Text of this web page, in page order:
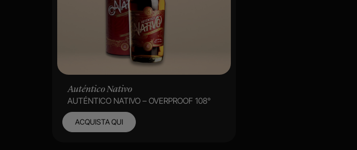
Auténtico Nativo
AUTÉNTICO NATIVO – OVERPROOF 108°
ACQUISTA QUI